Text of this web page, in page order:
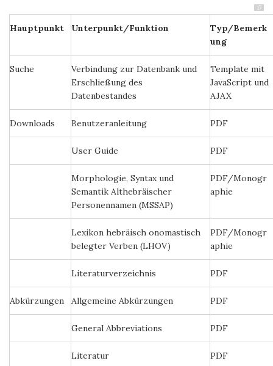
17
Hauptpunkt Unterpunkt/Funktion
Typ/Bemerk
ung
Suche
Verbindung zur Datenbank und
Erschließung des
Datenbestandes
Template mit
JavaScript und
AJAX
Downloads Benutzeranleitung PDF
User Guide PDF
Morphologie, Syntax und
Semantik Althebräischer
Personennamen (MSSAP)
PDF/Monogr
aphie
Lexikon hebräisch onomastisch
belegter Verben (LHOV)
PDF/Monogr
aphie
Literaturverzeichnis PDF
Abkürzungen Allgemeine Abkürzungen PDF
General Abbreviations PDF
Literatur PDF